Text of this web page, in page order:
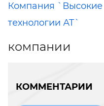
Компания `Высокие
технологии АТ`
компании
КОММЕНТАРИИ